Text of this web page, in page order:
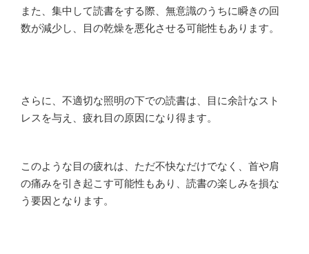
また、集中して読書をする際、無意識のうちに瞬きの回
数が減少し、目の乾燥を悪化させる可能性もあります。
さらに、不適切な照明の下での読書は、目に余計なスト
レスを与え、疲れ目の原因になり得ます。
このような目の疲れは、ただ不快なだけでなく、首や肩
の痛みを引き起こす可能性もあり、読書の楽しみを損な
う要因となります。